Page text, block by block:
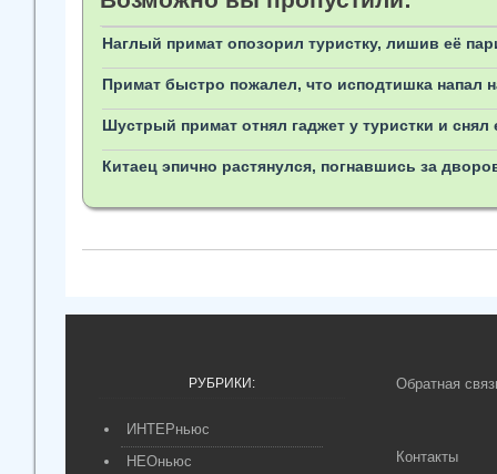
Наглый примат опозорил туристку, лишив её
Примат быстро пожалел, что исподтишка напал
Шустрый примат отнял гаджет у туристки и снял
Китаец эпично растянулся, погнавшись за
РУБРИКИ:
ИНТЕРньюс
НЕОньюс
Обратная
Контакты